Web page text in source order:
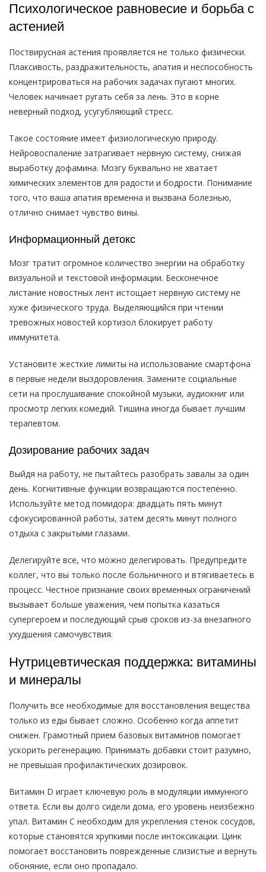
Психологическое равновесие и борьба с
астенией
Поствирусная астения проявляется не только физически.
Плаксивость, раздражительность, апатия и неспособность
концентрироваться на рабочих задачах пугают многих.
Человек начинает ругать себя за лень. Это в корне
неверный подход, усугубляющий стресс.
Такое состояние имеет физиологическую природу.
Нейровоспаление затрагивает нервную систему, снижая
выработку дофамина. Мозгу буквально не хватает
химических элементов для радости и бодрости. Понимание
того, что ваша апатия временна и вызвана болезнью,
отлично снимает чувство вины.
Информационный детокс
Мозг тратит огромное количество энергии на обработку
визуальной и текстовой информации. Бесконечное
листание новостных лент истощает нервную систему не
хуже физического труда. Выделяющийся при чтении
тревожных новостей кортизол блокирует работу
иммунитета.
Установите жесткие лимиты на использование смартфона
в первые недели выздоровления. Замените социальные
сети на прослушивание спокойной музыки, аудиокниг или
просмотр легких комедий. Тишина иногда бывает лучшим
терапевтом.
Дозирование рабочих задач
Выйдя на работу, не пытайтесь разобрать завалы за один
день. Когнитивные функции возвращаются постепенно.
Используйте метод помидора: двадцать пять минут
сфокусированной работы, затем десять минут полного
отдыха с закрытыми глазами.
Делегируйте все, что можно делегировать. Предупредите
коллег, что вы только после больничного и втягиваетесь в
процесс. Честное признание своих временных ограничений
вызывает больше уважения, чем попытка казаться
супергероем и последующий срыв сроков из-за внезапного
ухудшения самочувствия.
Нутрицевтическая поддержка: витамины
и минералы
Получить все необходимые для восстановления вещества
только из еды бывает сложно. Особенно когда аппетит
снижен. Грамотный прием базовых витаминов помогает
ускорить регенерацию. Принимать добавки стоит разумно,
не превышая профилактических дозировок.
Витамин D играет ключевую роль в модуляции иммунного
ответа. Если вы долго сидели дома, его уровень неизбежно
упал. Витамин С необходим для укрепления стенок сосудов,
которые становятся хрупкими после интоксикации. Цинк
помогает восстановить поврежденные слизистые и вернуть
обоняние, если оно пропадало.